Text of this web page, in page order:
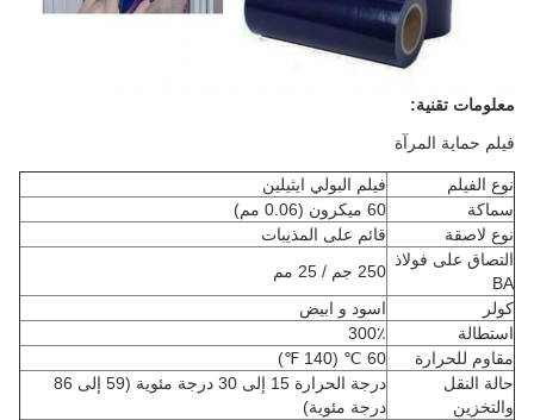
معلومات تقنية:
فيلم حماية المرآة
نوع الفيلم
فيلم البولي ايثيلين
سماكة
60 ميكرون (0.06 مم)
نوع لاصقة
قائم على المذيبات
التصاق على فولاذ
BA
250 جم / 25 مم
كولر
اسود و ابيض
استطالة
300٪
مقاوم للحرارة
60 ℃ (140 ℉)
حالة النقل
والتخزين
درجة الحرارة 15 إلى 30 درجة مئوية (59 إلى 86
درجة مئوية)